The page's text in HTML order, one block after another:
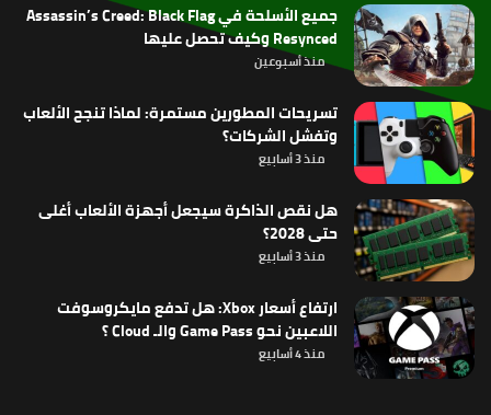
جميع الأسلحة في Assassin’s Creed: Black Flag
Resynced وكيف تحصل عليها
منذ أسبوعين
تسريحات المطورين مستمرة: لماذا تنجح الألعاب
وتفشل الشركات؟
منذ 3 أسابيع
هل نقص الذاكرة سيجعل أجهزة الألعاب أغلى
حتى 2028؟
منذ 3 أسابيع
ارتفاع أسعار Xbox: هل تدفع مايكروسوفت
اللاعبين نحو Game Pass والـ Cloud ؟
منذ 4 أسابيع